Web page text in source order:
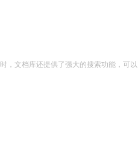
，文档库还提供了强大的搜索功能，可以